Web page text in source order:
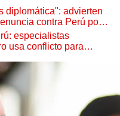
diplomática": advierten
contra Perú por
especialistas
usa conflicto para